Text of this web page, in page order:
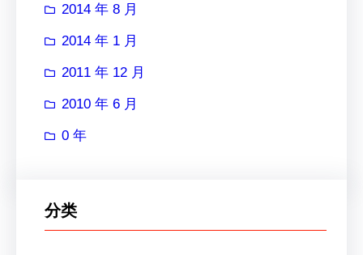
2014 年 8 月
2014 年 1 月
2011 年 12 月
2010 年 6 月
0 年
分类